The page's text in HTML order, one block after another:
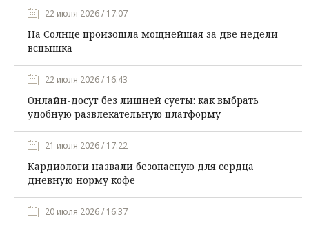
22 июля 2026 / 17:07
На Солнце произошла мощнейшая за две недели
вспышка
22 июля 2026 / 16:43
Онлайн-досуг без лишней суеты: как выбрать
удобную развлекательную платформу
21 июля 2026 / 17:22
Кардиологи назвали безопасную для сердца
дневную норму кофе
20 июля 2026 / 16:37